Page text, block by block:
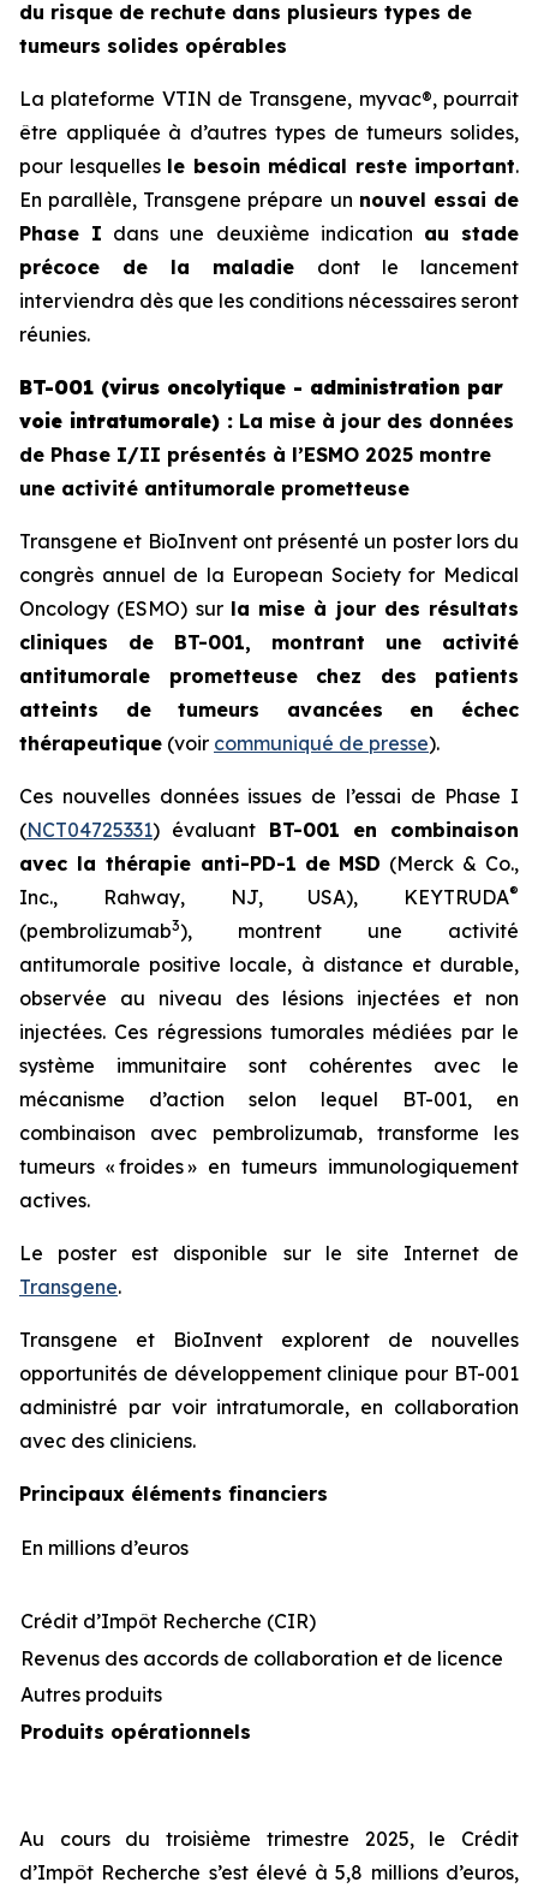
du risque de rechute dans plusieurs types de
tumeurs solides opérables
La plateforme VTIN de Transgene, myvac®, pourrait
être appliquée à d’autres types de tumeurs solides,
pour lesquelles le besoin médical reste important.
En parallèle, Transgene prépare un nouvel essai de
Phase I dans une deuxième indication au stade
précoce de la maladie dont le lancement
interviendra dès que les conditions nécessaires seront
réunies.
BT-001 (virus oncolytique - administration par
voie intratumorale) : La mise à jour des données
de Phase I/II présentés à l’ESMO 2025 montre
une activité antitumorale prometteuse
Transgene et BioInvent ont présenté un poster lors du
congrès annuel de la European Society for Medical
Oncology (ESMO) sur la mise à jour des résultats
cliniques de BT-001, montrant une activité
antitumorale prometteuse chez des patients
atteints de tumeurs avancées en échec
thérapeutique (voir communiqué de presse).
Ces nouvelles données issues de l’essai de Phase I
(NCT04725331) évaluant BT-001 en combinaison
avec la thérapie anti-PD-1 de MSD (Merck & Co.,
Inc., Rahway, NJ, USA), KEYTRUDA®
(pembrolizumab3), montrent une activité
antitumorale positive locale, à distance et durable,
observée au niveau des lésions injectées et non
injectées. Ces régressions tumorales médiées par le
système immunitaire sont cohérentes avec le
mécanisme d’action selon lequel BT-001, en
combinaison avec pembrolizumab, transforme les
tumeurs « froides » en tumeurs immunologiquement
actives.
Le poster est disponible sur le site Internet de
Transgene.
Transgene et BioInvent explorent de nouvelles
opportunités de développement clinique pour BT-001
administré par voir intratumorale, en collaboration
avec des cliniciens.
Principaux éléments financiers
En millions d’euros
Crédit d’Impôt Recherche (CIR)
Revenus des accords de collaboration et de licence
Autres produits
Produits opérationnels
Au cours du troisième trimestre 2025, le Crédit
d’Impôt Recherche s’est élevé à 5,8 millions d’euros,